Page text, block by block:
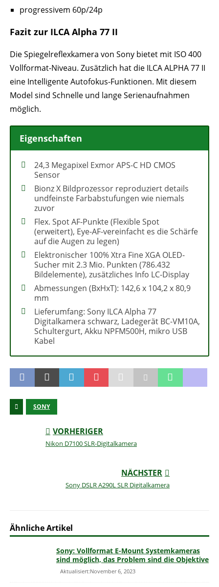
progressivem 60p/24p
Fazit zur ILCA Alpha 77 II
Die Spiegelreflexkamera von Sony bietet mit ISO 400
Vollformat-Niveau. Zusätzlich hat die ILCA ALPHA 77 II
eine Intelligente Autofokus-Funktionen. Mit diesem
Model sind Schnelle und lange Serienaufnahmen
möglich.
Eigenschaften
24,3 Megapixel Exmor APS-C HD CMOS
Sensor
Bionz X Bildprozessor reproduziert details
undfeinste Farbabstufungen wie niemals
zuvor
Flex. Spot AF-Punkte (Flexible Spot
(erweitert), Eye-AF-vereinfacht es die Schärfe
auf die Augen zu legen)
Elektronischer 100% Xtra Fine XGA OLED-
Sucher mit 2.3 Mio. Punkten (786.432
Bildelemente), zusätzliches Info LC-Display
Abmessungen (BxHxT): 142,6 x 104,2 x 80,9
mm
Lieferumfang: Sony ILCA Alpha 77
Digitalkamera schwarz, Ladegerät BC-VM10A,
Schultergurt, Akku NPFM500H, mikro USB
Kabel
SONY
VORHERIGER
Nikon D7100 SLR-Digitalkamera
NÄCHSTER
Sony DSLR A290L SLR Digitalkamera
Ähnliche Artikel
Sony: Vollformat E-Mount Systemkameras
sind möglich, das Problem sind die Objektive
Aktualisiert:November 6, 2023